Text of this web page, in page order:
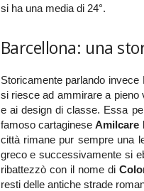
si ha una media di 24°.
Barcellona: una
Storicamente parlando
si riesce ad ammirare a pieno
e ai design di classe. Essa
famoso cartagineseAmilcare
città rimane pur sempre una
greco e successivamente si
ribattezzò con il nome di
resti delle antiche strade